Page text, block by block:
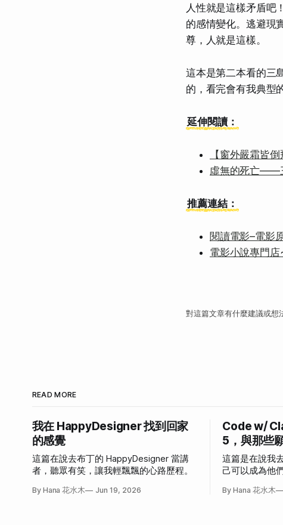
人性就是這樣矛盾吧
的感情變化。逃避現
尊，人就是這樣。
這本是第二本看的三
的，看完會有我典型
延伸閱讀：
【窗外嚴霜皆
虛無的死亡——
推薦連結：
閱讀電影–電影
電影小說專門
對這篇文章有什麼建議或想
READ MORE
我在 HappyDesigner 找到回家
的感覺
這篇在說去布丁的 HappyDesigner 當講
者，聽眾有笑，讓我輕飄飄的心路歷程。
By Hana 花水木 Jun 19, 2026
Code w/
5，與那些
這篇是在說我
己可以成為他
By Hana 花水木